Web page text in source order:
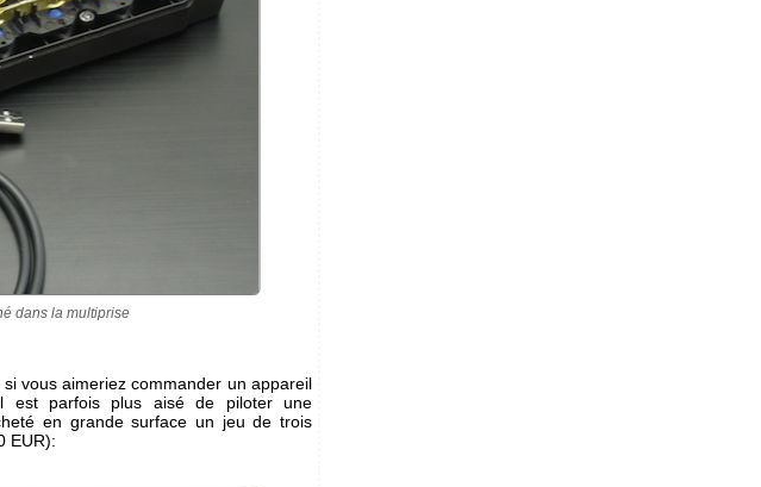
dans la multiprise
vous aimeriez commander un appareil
est parfois plus aisé de piloter une
en grande surface un jeu de trois
EUR):